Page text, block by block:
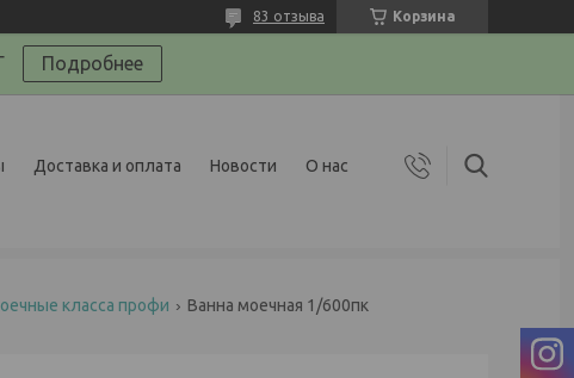
Корзина
83 отзыва
Подробнее
Доставка и оплата Новости О нас
класса профи Ванна моечная 1/600пк